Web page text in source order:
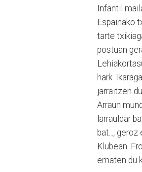
Infantil
Espainako
tarte
postuan
hark.
jarraitzen
Arraun
larrauldar
bat...,
Klubean.
ematen du